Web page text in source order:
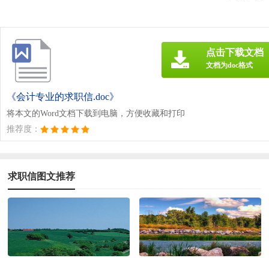
《会计专业的求职信.doc》
将本文的Word文档下载到电脑，方便收藏和打印
推荐度：
点击下载文档
文档为doc格式
求职信图文推荐